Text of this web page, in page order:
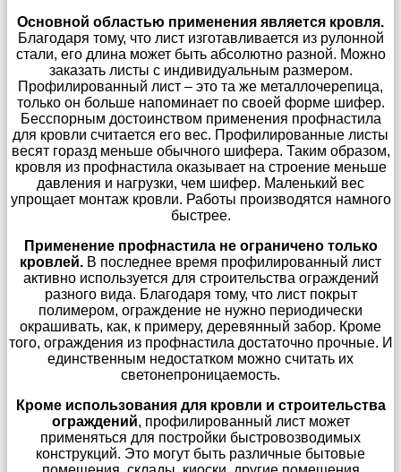
Основной областью применения является кровля.
Благодаря тому, что лист изготавливается из рулонной
стали, его длина может быть абсолютно разной. Можно
заказать листы с индивидуальным размером.
Профилированный лист – это та же металлочерепица,
только он больше напоминает по своей форме шифер.
Бесспорным достоинством применения профнастила
для кровли считается его вес. Профилированные листы
весят горазд меньше обычного шифера. Таким образом,
кровля из профнастила оказывает на строение меньше
давления и нагрузки, чем шифер. Маленький вес
упрощает монтаж кровли. Работы производятся намного
быстрее.
Применение профнастила не ограничено только
кровлей. В последнее время профилированный лист
активно используется для строительства ограждений
разного вида. Благодаря тому, что лист покрыт
полимером, ограждение не нужно периодически
окрашивать, как, к примеру, деревянный забор. Кроме
того, ограждения из профнастила достаточно прочные. И
единственным недостатком можно считать их
светонепроницаемость.
Кроме использования для кровли и строительства
ограждений, профилированный лист может
применяться для постройки быстровозводимых
конструкций. Это могут быть различные бытовые